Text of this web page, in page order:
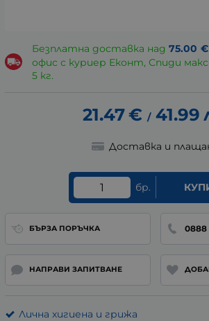
Безплатна доставка над 75.00 €
офис с куриер Еконт, Спиди
5 кг.
21.47€ / 41.99
Доставка и
бр.
БЪРЗА ПОРЪЧКА 0888
НАПРАВИ ЗАПИТВАНЕ
Лична хигиена и грижа